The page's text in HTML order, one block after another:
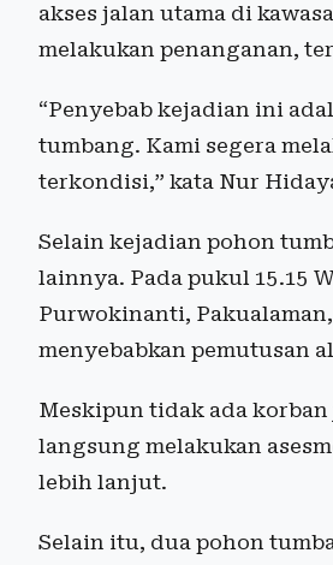
akses jalan utama di
melakukan penanganan,
“Penyebab kejadian ini
tumbang. Kami segera
terkondisi,” kata Nur
Selain kejadian pohon
lainnya. Pada pukul 15.15
Purwokinanti,
menyebabkan pemutusan
Meskipun tidak ada
langsung melakukan
lebih lanjut.
Selain itu, dua pohon